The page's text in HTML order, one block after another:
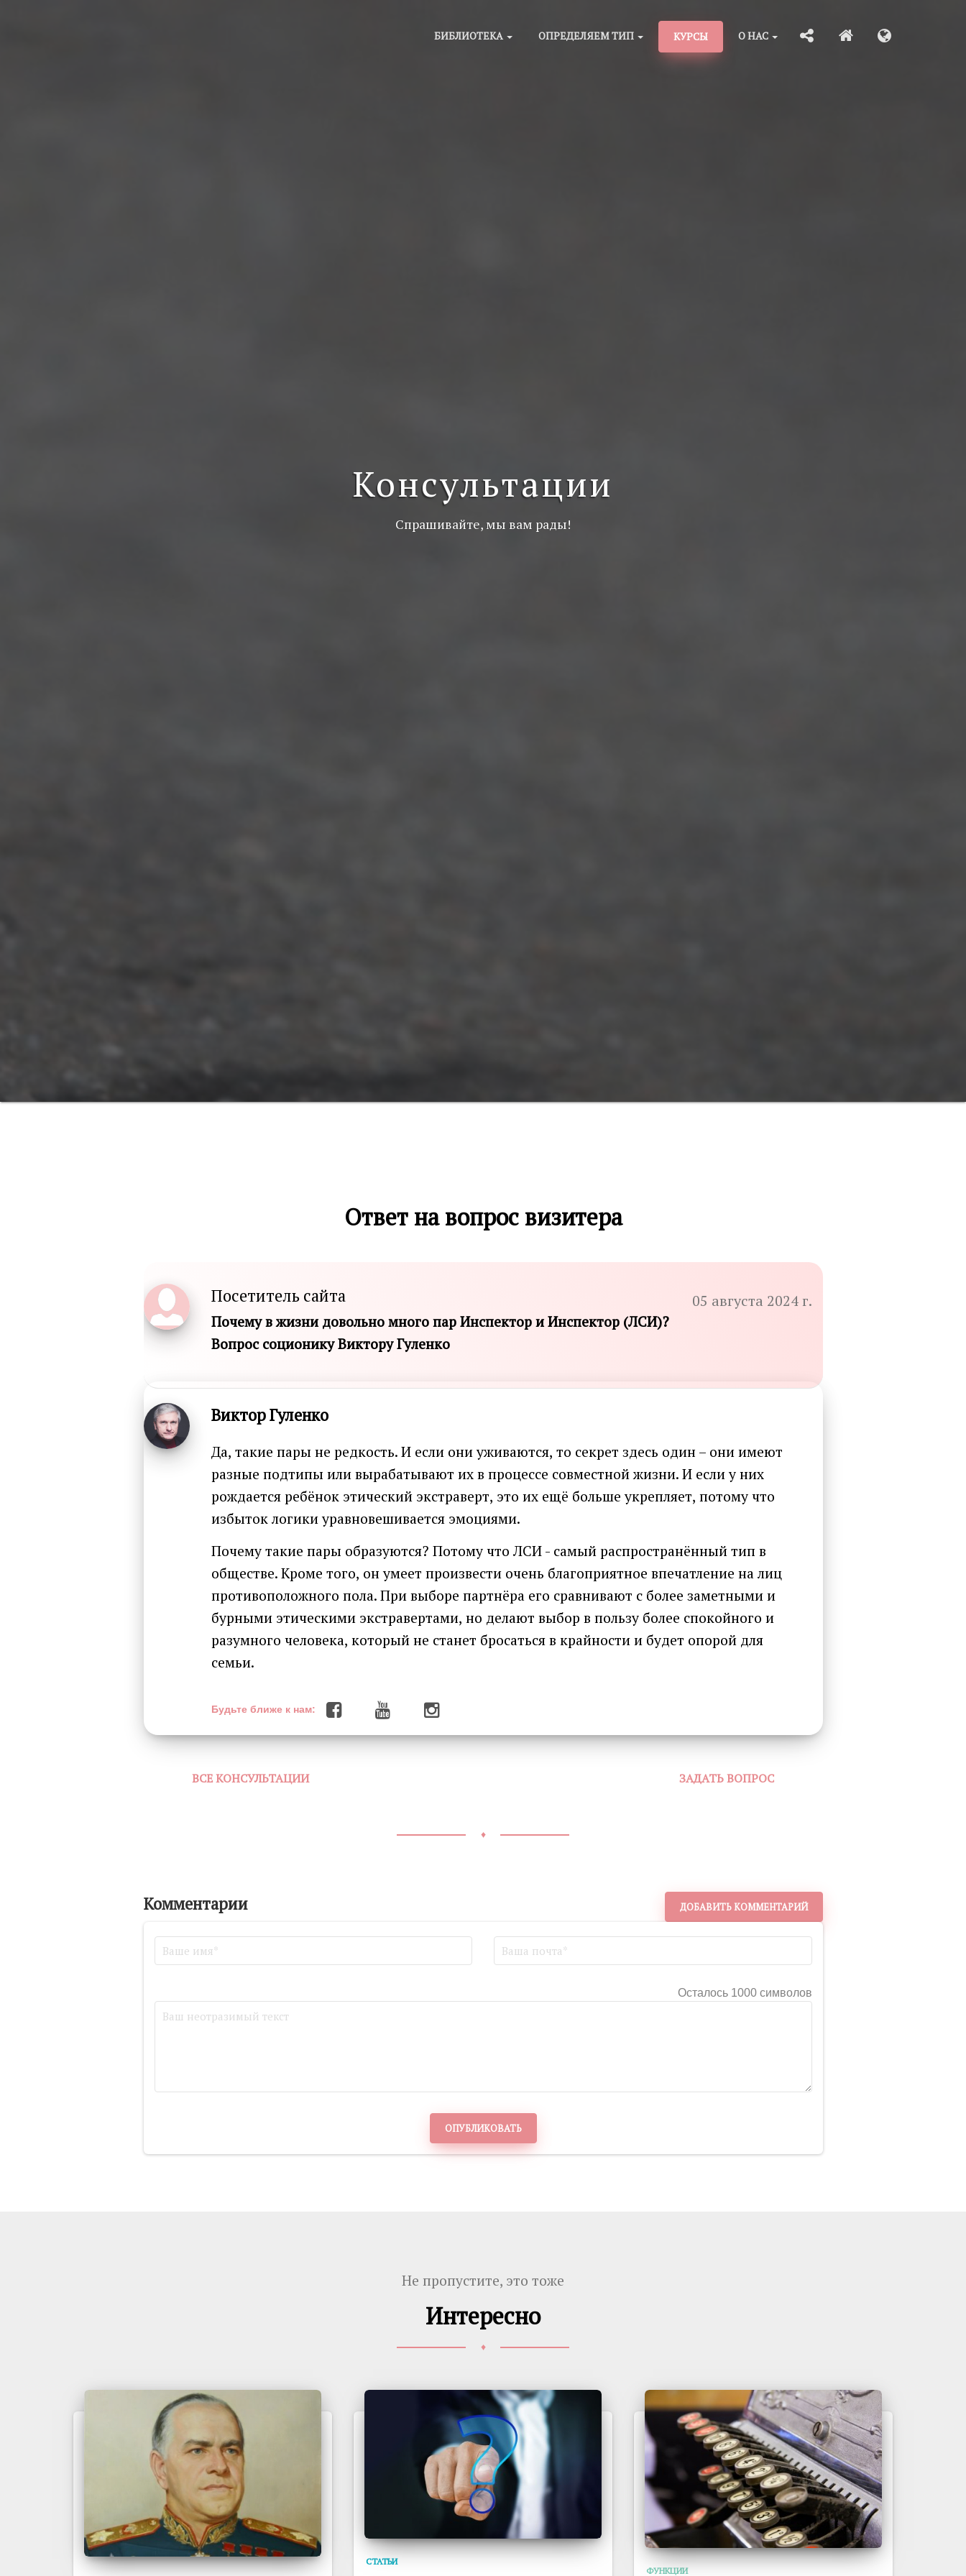
БИБЛИОТЕКА ОПРЕДЕЛЯЕМ ТИП КУРСЫ О НАС
Консультации
Спрашивайте, мы вам рады!
Ответ на вопрос визитера
Посетитель сайта 05 августа 2024 г.
Почему в жизни довольно много пар Инспектор и Инспектор (ЛСИ)?
Вопрос соционику Виктору Гуленко
Виктор Гуленко
Да, такие пары не редкость. И если они уживаются, то секрет здесь один – они имеют
разные подтипы или вырабатывают их в процессе совместной жизни. И если у них
рождается ребёнок этический экстраверт, это их ещё больше укрепляет, потому что
избыток логики уравновешивается эмоциями.
Почему такие пары образуются? Потому что ЛСИ - самый распространённый тип в
обществе. Кроме того, он умеет произвести очень благоприятное впечатление на лиц
противоположного пола. При выборе партнёра его сравнивают с более заметными и
бурными этическими экстравертами, но делают выбор в пользу более спокойного и
разумного человека, который не станет бросаться в крайности и будет опорой для
семьи.
Будьте ближе к нам:
ВСЕ КОНСУЛЬТАЦИИ ЗАДАТЬ ВОПРОС
♦
Комментарии ДОБАВИТЬ КОММЕНТАРИЙ
Осталось 1000 символов
ОПУБЛИКОВАТЬ
Не пропустите, это тоже
Интересно
♦
СТАТЬИ
ФУНКЦИИ